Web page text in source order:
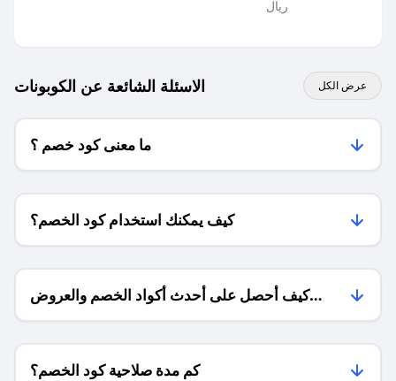
ريال
الاسئلة الشائعة عن الكوبونات عرض الكل
ما معنى كود خصم ؟
كيف يمكنك استخدام كود الخصم؟
كيف أحصل على أحدث أكواد الخصم والعروض
للمتاجر؟
كم مدة صلاحية كود الخصم؟